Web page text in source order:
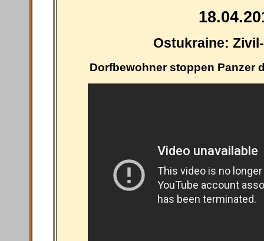
Ostukraine:
Dorfbewohner stoppen Panzer